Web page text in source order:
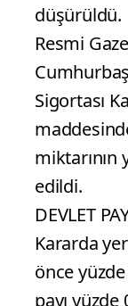
düşürüldü.
Resmi
Sigortası
edildi.
DEVLET
Kararda
önce
payı